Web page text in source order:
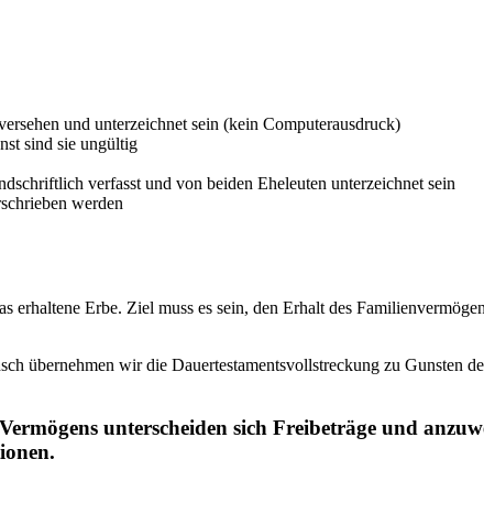
und unterzeichnet sein (kein Computerausdruck)
sind sie ungültig
verfasst und von beiden Eheleuten unterzeichnet sein
werden
Erbe. Ziel muss es sein, den Erhalt des
übernehmen wir die Dauertestamentsvollstreckung zu Gunsten
unterscheiden sich Freibeträge und